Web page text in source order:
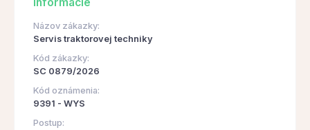
Názov zákazky:
Servis traktorovej techniky
Kód zákazky:
SC 0879/2026
Kód oznámenia:
9391 - WYS
Postup: